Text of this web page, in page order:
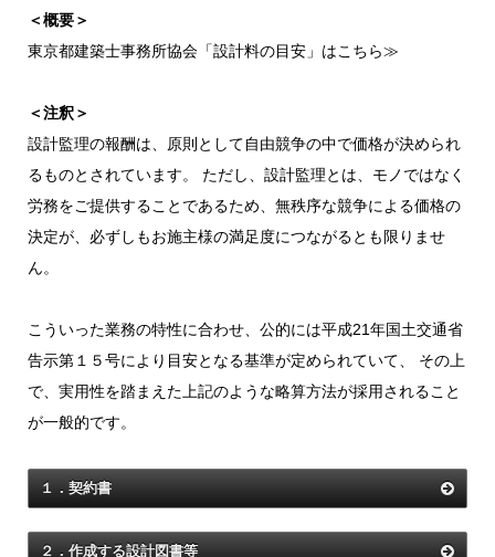
＜概要＞
東京都建築士事務所協会「設計料の目安」はこちら≫
＜注釈＞
設計監理の報酬は、原則として自由競争の中で価格が決められ
るものとされています。 ただし、設計監理とは、モノではなく
労務をご提供することであるため、無秩序な競争による価格の
決定が、必ずしもお施主様の満足度につながるとも限りませ
ん。
こういった業務の特性に合わせ、公的には平成21年国土交通省
告示第１５号により目安となる基準が定められていて、 その上
で、実用性を踏まえた上記のような略算方法が採用されること
が一般的です。
１．契約書
２．作成する設計図書等